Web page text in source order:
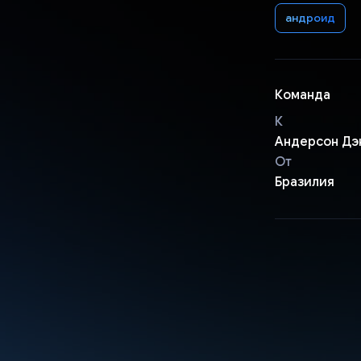
андроид
Команда
К
Андерсон
От
Бразилия